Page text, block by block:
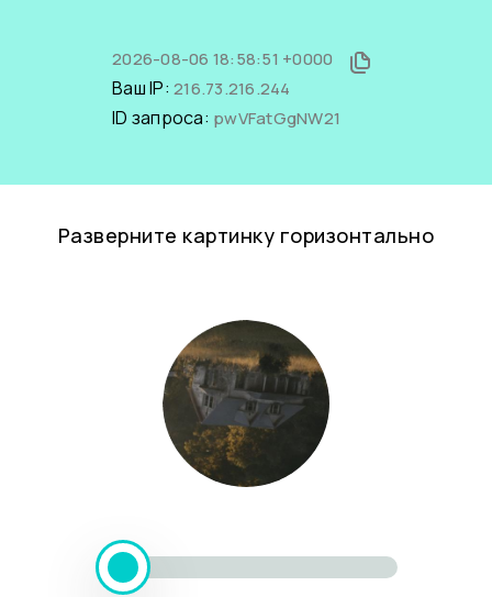
2026-08-06 18:58:51 +0000
Ваш IP: 216.73.216.244
ID запроса: pwVFatGgNW21
Разверните картинку горизонтально